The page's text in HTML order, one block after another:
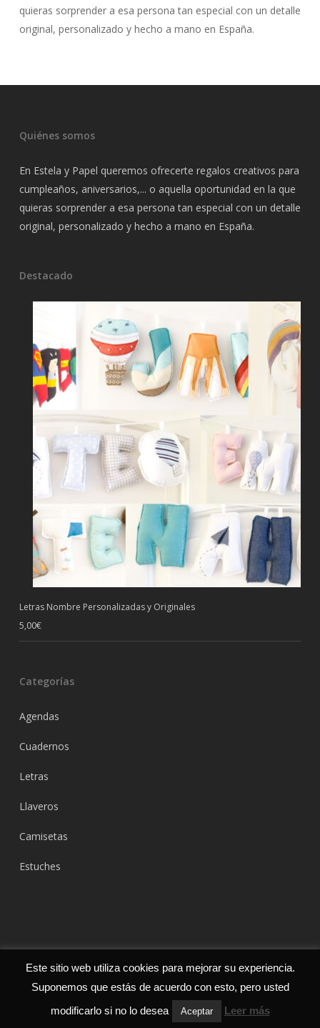
quieras sorprender a esa persona tan especial con un detalle
original, personalizado y hecho a mano en España.
Quiénes somos
En Estela y Papel queremos ofrecerte regalos creativos para
cumpleaños, aniversarios,... o aquella oportunidad en la que
quieras sorprender a esa persona tan especial con un detalle
original, personalizado y hecho a mano en España.
Destacado
Letras Nombre Personalizadas y Originales
5,00€
Categorías
Agendas
Cuadernos
Letras
Llaveros
Camisetas
Estuches
© 2026 Estela y Papel - Regalos creativos hechos a mano -
Handmade.
Este sitio web utiliza cookies para mejorar su experiencia.
Suponemos que estás de acuerdo con esto, pero usted
modificarlo si no lo desea
Aceptar Leer más